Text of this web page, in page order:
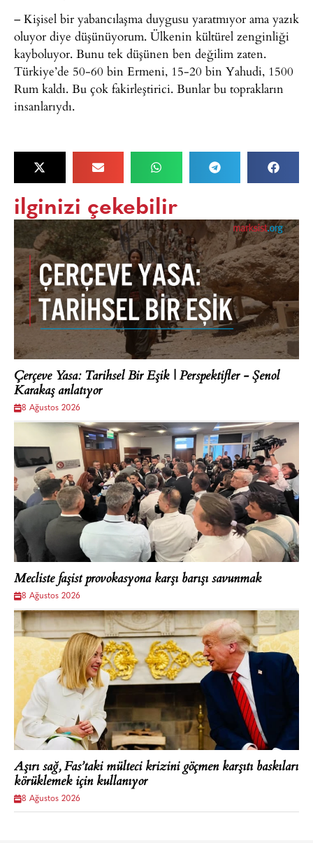
– Kişisel bir yabancılaşma duygusu yaratmıyor ama yazık
oluyor diye düşünüyorum. Ülkenin kültürel zenginliği
kayboluyor. Bunu tek düşünen ben değilim zaten.
Türkiye’de 50-60 bin Ermeni, 15-20 bin Yahudi, 1500
Rum kaldı. Bu çok fakirleştirici. Bunlar bu toprakların
insanlarıydı.
ilginizi çekebilir
Çerçeve Yasa: Tarihsel Bir Eşik | Perspektifler - Şenol
Karakaş anlatıyor
8 Ağustos 2026
Mecliste faşist provokasyona karşı barışı savunmak
8 Ağustos 2026
Aşırı sağ, Fas’taki mülteci krizini göçmen karşıtı baskıları
körüklemek için kullanıyor
8 Ağustos 2026